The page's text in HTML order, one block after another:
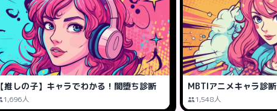
【推しの子】キャラでわかる！闇堕ち診断
1,696人
MBTIアニメキャラ診断
1,548人